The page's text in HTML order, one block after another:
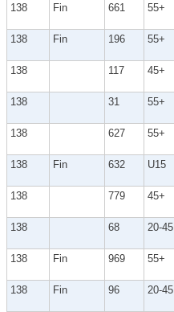
138
Fin 661 55+
138
Fin 196 55+
138
117 45+
138
31 55+
138
627 55+
138
Fin 632 U15
138
779 45+
138
68 20-45
138
Fin 969 55+
138
Fin 96 20-45